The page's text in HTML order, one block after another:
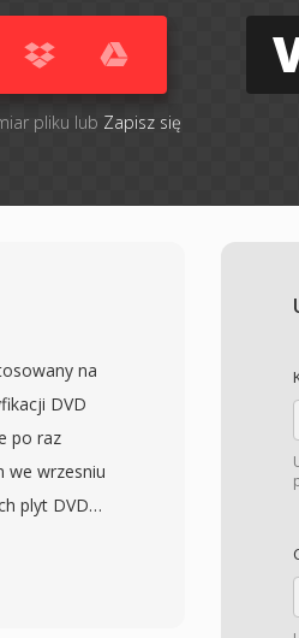
pliku lub Zapisz się
na
DVD
po raz
we wrzesniu
plyt DVD
na